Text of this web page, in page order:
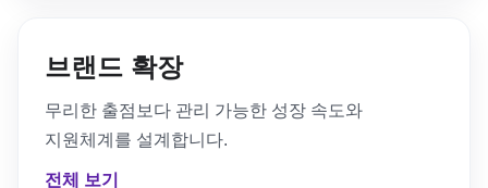
브랜드 확장
무리한 출점보다 관리 가능한 성장 속도와
지원체계를 설계합니다.
전체 보기